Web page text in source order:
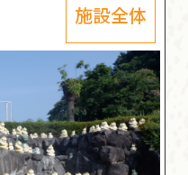
施設全体